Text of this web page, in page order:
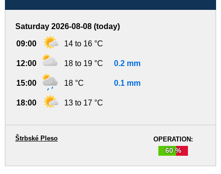
Saturday 2026-08-08 (today)
09:00 14 to 16 °C
12:00 18 to 19 °C 0.2 mm
15:00 18 °C 0.1 mm
18:00 13 to 17 °C
OPERATION:
60 %
Štrbské Pleso